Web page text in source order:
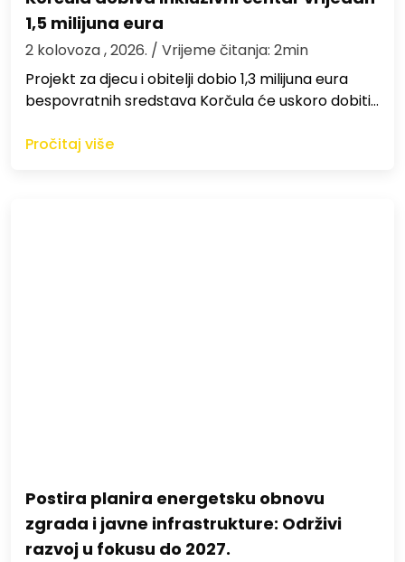
1,5 milijuna eura
2 kolovoza , 2026. / Vrijeme čitanja: 2min
Projekt za djecu i obitelji dobio 1,3 milijuna eura
bespovratnih sredstava Korčula će uskoro dobiti…
Pročitaj više
Postira planira energetsku obnovu
zgrada i javne infrastrukture: Održivi
razvoj u fokusu do 2027.